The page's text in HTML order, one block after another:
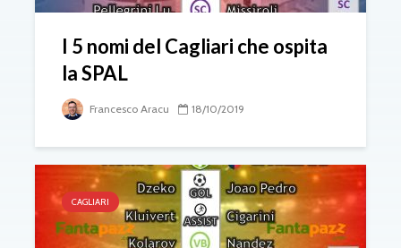
I 5 nomi del Cagliari che ospita
la SPAL
Francesco Aracu 18/10/2019
CAGLIARI